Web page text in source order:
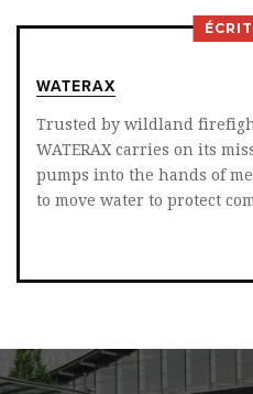
TWITTER
WATERAX
Trusted by wildland
WATERAX carries on its
pumps into the hands of
to move water to protect